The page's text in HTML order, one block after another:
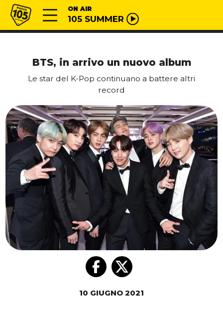
Vai al contenuto
Radio 105 ON AIR
105 SUMMER
BTS, in arrivo un nuovo album
Le star del K-Pop continuano a battere altri
record
10 GIUGNO 2021